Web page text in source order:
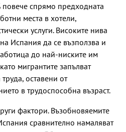
спрямо предходната
места в хотели,
услуги. Високите нива
Испания да се възползва и
до най-ниските им
мигрантите запълват
оставени от
в трудоспособна възраст.
фактори. Възобновяемите
сравнително намаляват